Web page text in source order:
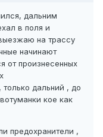
дальним
в поля и
на трассу
начинают
от произнесенных
дальний , до
кое как
предохранители ,